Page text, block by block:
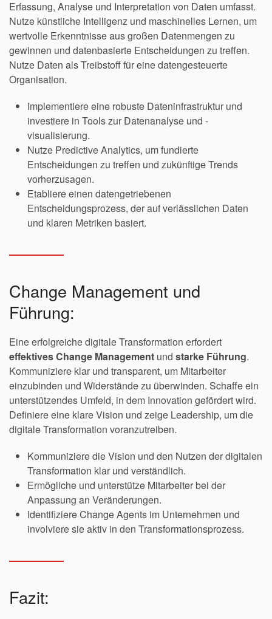
Erfassung, Analyse und Interpretation von Daten umfasst.
Nutze künstliche Intelligenz und maschinelles Lernen, um
wertvolle Erkenntnisse aus großen Datenmengen zu
gewinnen und datenbasierte Entscheidungen zu treffen.
Nutze Daten als Treibstoff für eine datengesteuerte
Organisation.
Implementiere eine robuste Dateninfrastruktur und
investiere in Tools zur Datenanalyse und -
visualisierung.
Nutze Predictive Analytics, um fundierte
Entscheidungen zu treffen und zukünftige Trends
vorherzusagen.
Etabliere einen datengetriebenen
Entscheidungsprozess, der auf verlässlichen Daten
und klaren Metriken basiert.
Change Management und
Führung:
Eine erfolgreiche digitale Transformation erfordert
effektives Change Management und starke Führung.
Kommuniziere klar und transparent, um Mitarbeiter
einzubinden und Widerstände zu überwinden. Schaffe ein
unterstützendes Umfeld, in dem Innovation gefördert wird.
Definiere eine klare Vision und zeige Leadership, um die
digitale Transformation voranzutreiben.
Kommuniziere die Vision und den Nutzen der digitalen
Transformation klar und verständlich.
Ermögliche und unterstütze Mitarbeiter bei der
Anpassung an Veränderungen.
Identifiziere Change Agents im Unternehmen und
involviere sie aktiv in den Transformationsprozess.
Fazit: